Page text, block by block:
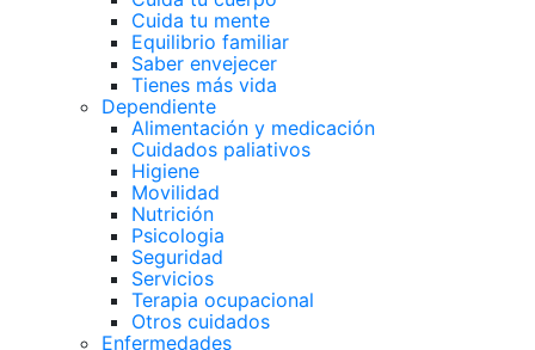
Cuida tu mente
Equilibrio familiar
Saber envejecer
Tienes más vida
Dependiente
Alimentación y medicación
Cuidados paliativos
Higiene
Movilidad
Nutrición
Psicologia
Seguridad
Servicios
Terapia ocupacional
Otros cuidados
Enfermedades